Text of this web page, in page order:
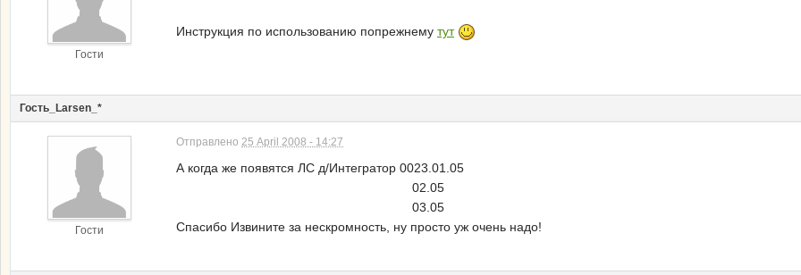
Гости
Инструкция по использованию попрежнему тут
Гость_Larsen_*
Гости
Отправлено 25 April 2008 - 14:27
А когда же появятся ЛС д/Интегратор 0023.01.05
02.05
03.05
Спасибо Извините за нескромность, ну просто уж очень надо!